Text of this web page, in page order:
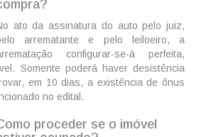
ato da assinatura do auto pelo juiz,
arrematante e pelo leiloeiro, a
configurar-se-à perfeita,
Somente poderá haver desistência
em 10 dias, a existência de ônus
no edital.
proceder se o imóvel